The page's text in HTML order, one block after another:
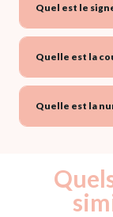
Quel est le
Quelle est la
Quelle est la